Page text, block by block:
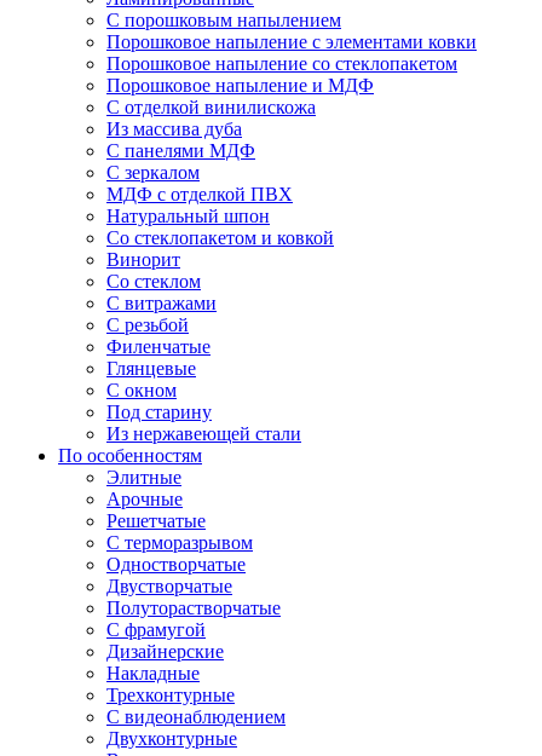
С порошковым напылением
Порошковое напыление с элементами ковки
Порошковое напыление со стеклопакетом
Порошковое напыление и МДФ
С отделкой винилискожа
Из массива дуба
С панелями МДФ
С зеркалом
МДФ с отделкой ПВХ
Натуральный шпон
Со стеклопакетом и ковкой
Винорит
Со стеклом
С витражами
С резьбой
Филенчатые
Глянцевые
С окном
Под старину
Из нержавеющей стали
По особенностям
Элитные
Арочные
Решетчатые
С терморазрывом
Одностворчатые
Двустворчатые
Полуторастворчатые
С фрамугой
Дизайнерские
Накладные
Трехконтурные
С видеонаблюдением
Двухконтурные